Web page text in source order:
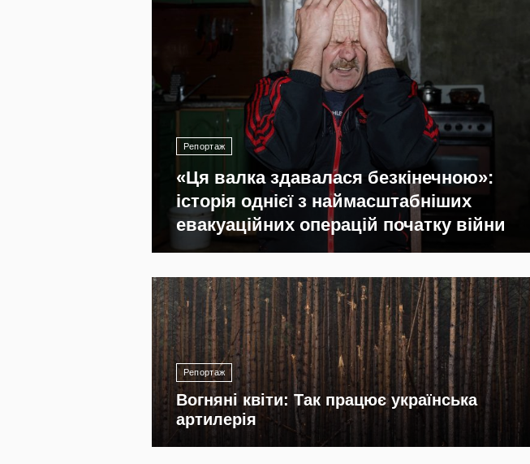
Репортаж
«Ця валка здавалася безкінечною»:
історія однієї з наймасштабніших
евакуаційних операцій початку війни
Репортаж
Вогняні квіти: Так працює українська
артилерія
1 741